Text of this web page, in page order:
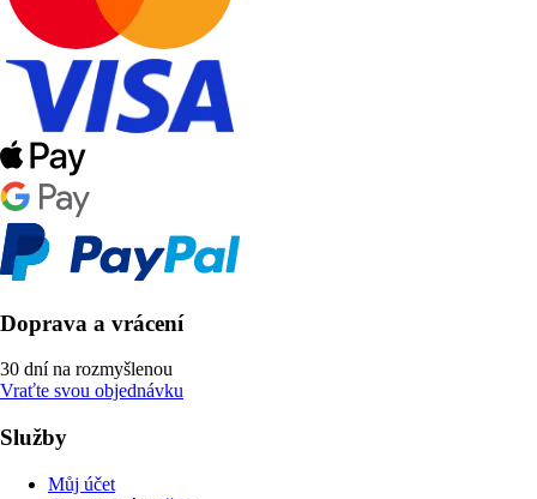
Doprava a vrácení
30 dní na rozmyšlenou
Vraťte svou objednávku
Služby
Můj účet